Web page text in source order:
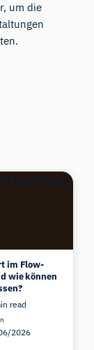
um die
im Flow-
wie können
read
2026